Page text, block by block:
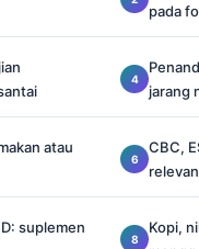
pada
jarang
atau
CBC,
suplemen
Kopi,